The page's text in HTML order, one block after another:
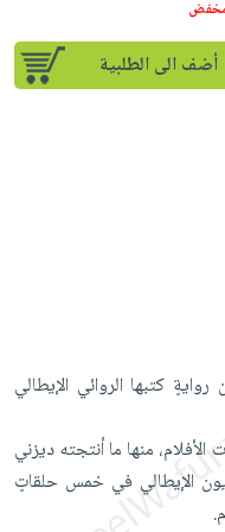
أضف الى الطلبية
كتبها الروائي الإيطالي
منها ما أنتجته ديزني
في عام 1940، والتلفزيون الإيطالي في خمس حلقاتٍ